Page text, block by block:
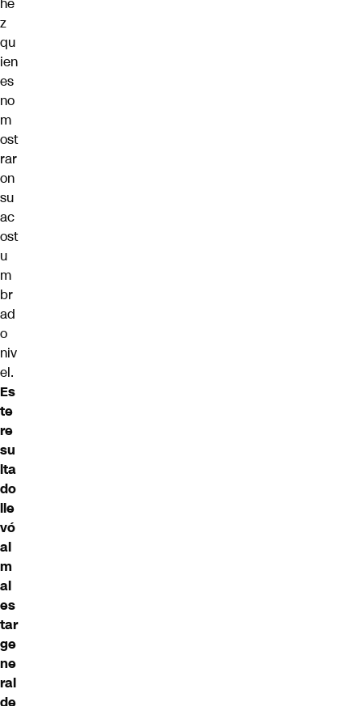
z
qu
ien
es
no
m
ost
rar
on
su
ac
ost
u
m
br
ad
o
niv
el.
Es
te
re
su
lta
do
lle
vó
al
m
al
es
tar
ge
ne
ral
de